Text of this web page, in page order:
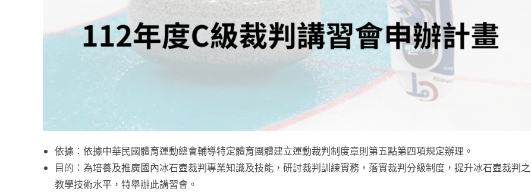
依據：依據中華民國體育運動總會輔導特定體育團體建立運動裁判制度章則第五點第四項規定辦理。
目的：為培養及推廣國內冰石壺裁判專業知識及技能，研討裁判訓練實務，落實裁判分級制度，提升冰石壺裁判之
教學技術水平，特舉辦此講習會。